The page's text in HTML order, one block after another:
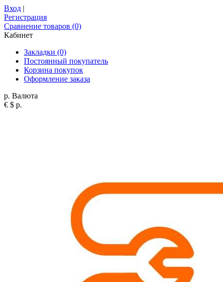
Вход |
Регистрация
Сравнение товаров (0)
Кабинет
Закладки (0)
Постоянный покупатель
Корзина покупок
Оформление заказа
р. Валюта
€ $ р.